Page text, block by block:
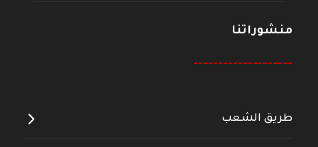
منشوراتنا
--------------------
طريق الشعب